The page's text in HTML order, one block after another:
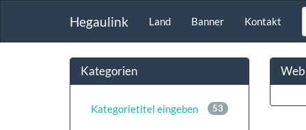
Hegaulink Land Banner Kontakt
Kategorien
53
Kategorietitel eingeben